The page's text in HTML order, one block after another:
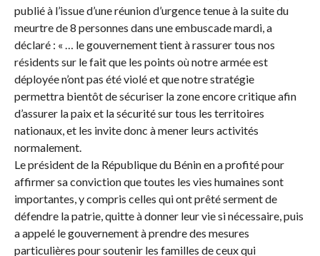
publié à l’issue d’une réunion d’urgence tenue à la suite du
meurtre de 8 personnes dans une embuscade mardi, a
déclaré : « … le gouvernement tient à rassurer tous nos
résidents sur le fait que les points où notre armée est
déployée n’ont pas été violé et que notre stratégie
permettra bientôt de sécuriser la zone encore critique afin
d’assurer la paix et la sécurité sur tous les territoires
nationaux, et les invite donc à mener leurs activités
normalement.
Le président de la République du Bénin en a profité pour
affirmer sa conviction que toutes les vies humaines sont
importantes, y compris celles qui ont prêté serment de
défendre la patrie, quitte à donner leur vie si nécessaire, puis
a appelé le gouvernement à prendre des mesures
particulières pour soutenir les familles de ceux qui